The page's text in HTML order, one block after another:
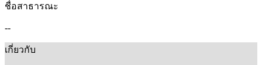
ชื่อสาธารณะ
--
เกี่ยวกับ